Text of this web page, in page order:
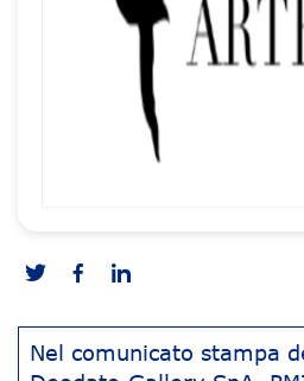
Nel comunicato stampa